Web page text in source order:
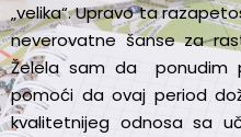
„velika“. Upravo ta
neverovatne šanse za
Želela sam da ponudim
pomoći da ovaj period
kvalitetnijeg odnosa sa